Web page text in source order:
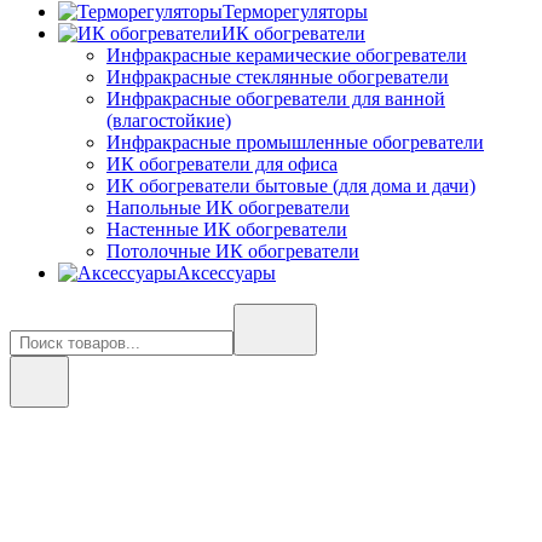
Терморегуляторы
ИК обогреватели
Инфракрасные керамические обогреватели
Инфракрасные стеклянные обогреватели
Инфракрасные обогреватели для ванной
(влагостойкие)
Инфракрасные промышленные обогреватели
ИК обогреватели для офиса
ИК обогреватели бытовые (для дома и дачи)
Напольные ИК обогреватели
Настенные ИК обогреватели
Потолочные ИК обогреватели
Аксессуары